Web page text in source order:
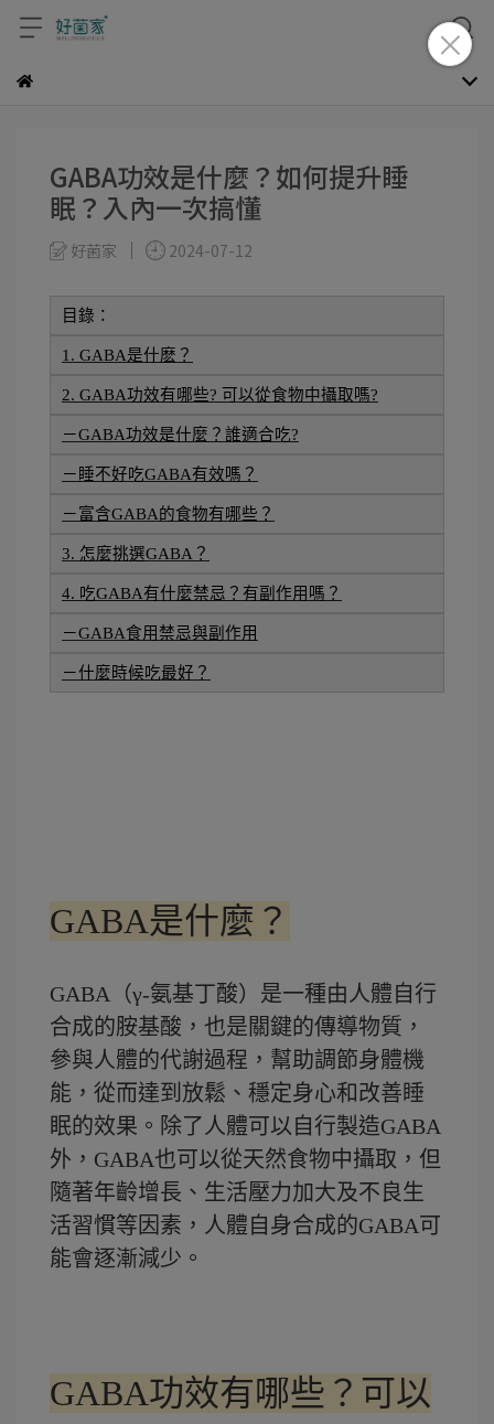
GABA功效是什麼？如何提升睡
眠？入內一次搞懂
好菌家 2024-07-12
目錄：
1. GABA是什麽？
2. GABA功效有哪些? 可以從食物中攝取嗎?
－GABA功效是什麼？誰適合吃?
－睡不好吃GABA有效嗎？
－富含GABA的食物有哪些？
3. 怎麼挑選GABA？
4. 吃GABA有什麼禁忌？有副作用嗎？
－GABA食用禁忌與副作用
－什麼時候吃最好？
GABA是什麼？
GABA（γ-氨基丁酸）是一種由人體自行
合成的胺基酸，也是關鍵的傳導物質，
參與人體的代謝過程，幫助調節身體機
能，從而達到放鬆、穩定身心和改善睡
眠的效果。除了人體可以自行製造GABA
外，GABA也可以從天然食物中攝取，但
隨著年齡增長、生活壓力加大及不良生
活習慣等因素，人體自身合成的GABA可
能會逐漸減少。
GABA功效有哪些？可以